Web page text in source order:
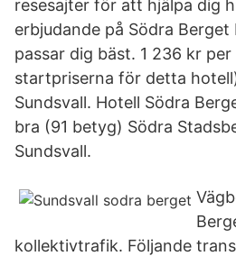
resesajter för att hjälpa dig
erbjudande på Södra
passar dig bäst. 1 236 kr
startpriserna för detta
Sundsvall. Hotell Södra
bra (91 betyg) Södra
Sundsvall.
kollektivtrafik. Följande